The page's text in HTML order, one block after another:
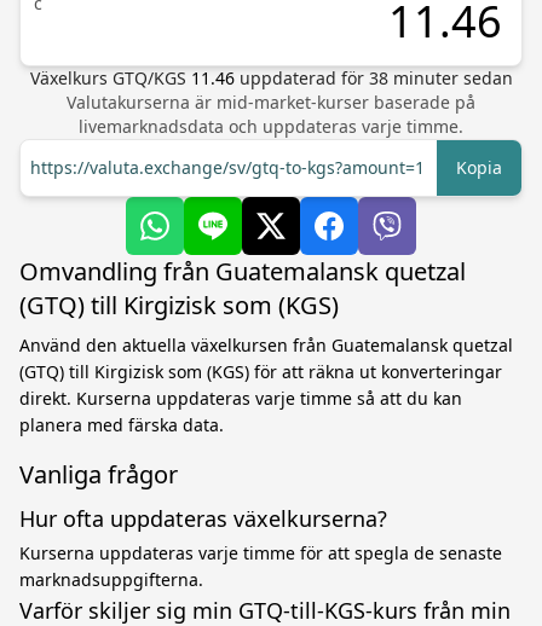
Växelkurs GTQ/KGS 11.46 uppdaterad för 38minuter sedan
Valutakurserna är mid-market-kurser baserade på
livemarknadsdata och uppdateras varje timme.
https://valuta.exchange/sv/gtq-to-kgs?amount=1
Kopia
Omvandling från Guatemalansk quetzal
(GTQ) till Kirgizisk som (KGS)
Använd den aktuella växelkursen från Guatemalansk quetzal
(GTQ) till Kirgizisk som (KGS) för att räkna ut konverteringar
direkt. Kurserna uppdateras varje timme så att du kan
planera med färska data.
Vanliga frågor
Hur ofta uppdateras växelkurserna?
Kurserna uppdateras varje timme för att spegla de senaste
marknadsuppgifterna.
Varför skiljer sig min GTQ-till-KGS-kurs från min